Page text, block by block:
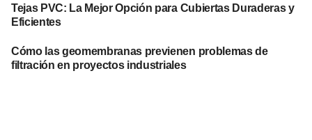
Tejas PVC: La Mejor Opción para Cubiertas Duraderas y
Eficientes
Cómo las geomembranas previenen problemas de
filtración en proyectos industriales